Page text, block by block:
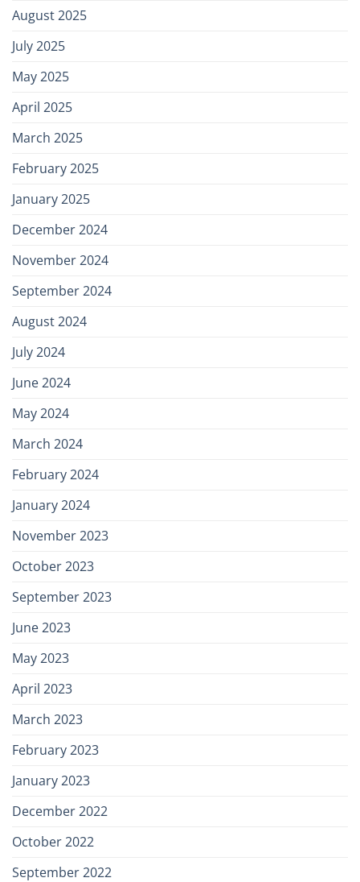
August 2025
July 2025
May 2025
April 2025
March 2025
February 2025
January 2025
December 2024
November 2024
September 2024
August 2024
July 2024
June 2024
May 2024
March 2024
February 2024
January 2024
November 2023
October 2023
September 2023
June 2023
May 2023
April 2023
March 2023
February 2023
January 2023
December 2022
October 2022
September 2022